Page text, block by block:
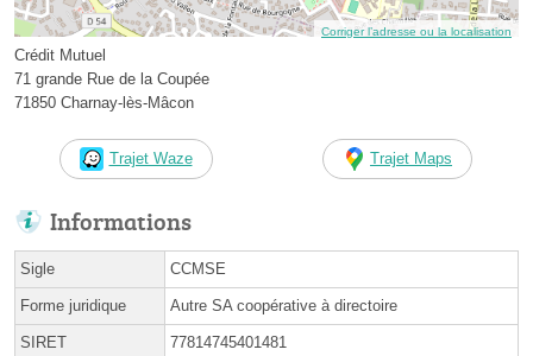
Corriger l’adresse ou la localisation
Crédit Mutuel
71 grande Rue de la Coupée
71850 Charnay-lès-Mâcon
Trajet Waze Trajet Maps
Informations
Sigle CCMSE
Forme juridique Autre SA coopérative à directoire
SIRET 77814745401481